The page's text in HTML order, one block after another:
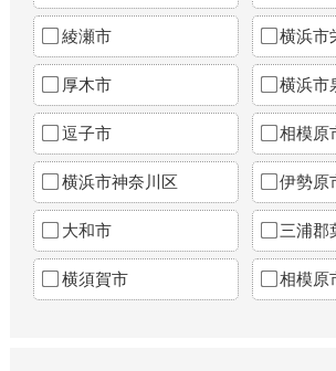
綾瀬市 横浜市
厚木市 横浜市
逗子市 相模原
横浜市神奈川区 伊勢原
大和市 三浦郡
横須賀市 相模原